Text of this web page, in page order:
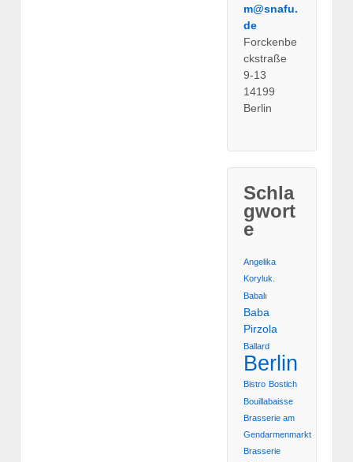
m@snafu.
de
Forckenbe
ckstraße
9-13
14199
Berlin
Schla
gwort
e
Angelika
Koryluk.
Babalı
Baba
Pirzola
Ballard
Berlin
Bistro Bostich
Bouillabaisse
Brasserie am
Gendarmenmarkt
Brasserie